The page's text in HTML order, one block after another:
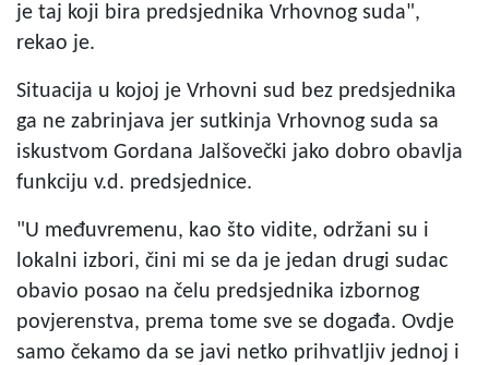
je taj koji bira predsjednika Vrhovnog suda",
rekao je.
Situacija u kojoj je Vrhovni sud bez predsjednika
ga ne zabrinjava jer sutkinja Vrhovnog suda sa
iskustvom Gordana Jalšovečki jako dobro obavlja
funkciju v.d. predsjednice.
"U međuvremenu, kao što vidite, održani su i
lokalni izbori, čini mi se da je jedan drugi sudac
obavio posao na čelu predsjednika izbornog
povjerenstva, prema tome sve se događa. Ovdje
samo čekamo da se javi netko prihvatljiv jednoj i